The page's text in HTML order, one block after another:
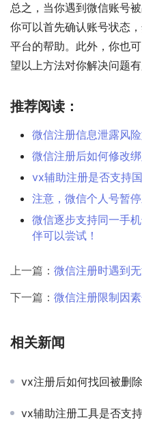
总之，当你遇到微信账号
你可以首先确认账号状态
平台的帮助。此外，你也
望以上方法对你解决问题有
推荐阅读：
微信注册信息泄露风
微信注册后如何修改
vx辅助注册是否支持
注意，微信个人号暂
微信逐步支持同一手
伴可以尝试！
上一篇： 微信注册时遇到
下一篇： 微信注册限制因素分
相关新闻
vx注册后如何找回被删
vx辅助注册工具是否支